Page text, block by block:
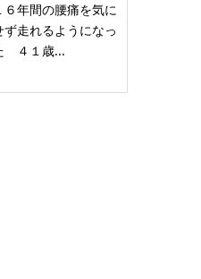
６年間の腰痛を気に
ず走れるようになっ
４１歳...